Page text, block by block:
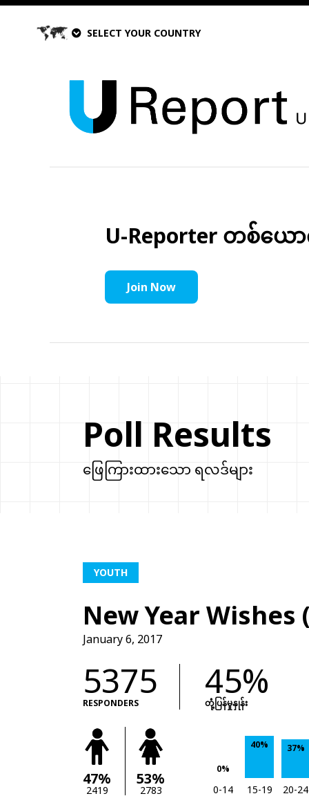
SELECT YOUR COUNTRY
U-Reporter တစ်ယေ
Join Now
Poll Results
ဖြေကြားထားသော ရလဒ်များ
YOUTH
New Year Wishes
January 6, 2017
5375
RESPONDERS
45%
တုံံ့ပြန်မှုနှုန်း
47%
2419
53%
2783
0%
40% 37%
0-14 15-19 20-24